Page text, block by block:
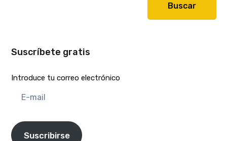
Buscar
Suscríbete gratis
Introduce tu correo electrónico
mail
Suscribirse